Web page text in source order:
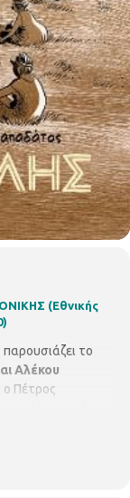
(Εθνικής
το
Αλέκου
ο Πέτρος
«Συλλόγου
Μέντζου,